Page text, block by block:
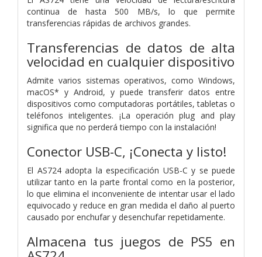
continua de hasta 500 MB/s, lo que permite
transferencias rápidas de archivos grandes.
Transferencias de datos de alta
velocidad en cualquier dispositivo
Admite varios sistemas operativos, como Windows,
macOS* y Android, y puede transferir datos entre
dispositivos como computadoras portátiles, tabletas o
teléfonos inteligentes. ¡La operación plug and play
significa que no perderá tiempo con la instalación!
Conector USB-C, ¡Conecta y listo!
El AS724 adopta la especificación USB-C y se puede
utilizar tanto en la parte frontal como en la posterior,
lo que elimina el inconveniente de intentar usar el lado
equivocado y reduce en gran medida el daño al puerto
causado por enchufar y desenchufar repetidamente.
Almacena tus juegos de PS5 en